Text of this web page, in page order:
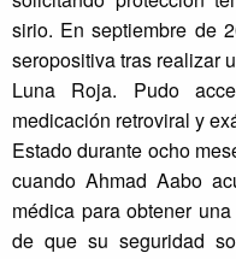
sirio. En septiembre de
seropositiva tras realizar
Luna Roja. Pudo
medicación retroviral y
Estado durante ocho
cuando Ahmad Aabo
médica para obtener
de que su seguridad